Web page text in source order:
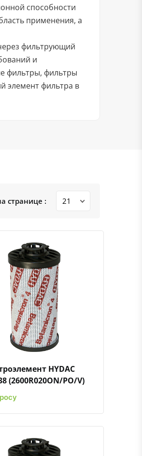
способности
применения, а
фильтрующий
и
фильтры, фильтры
элемент фильтра в
странице :
Быстрый просмотрДобавить к сравнениюДобавить в избранное
HYDAC
(2600R020ON/PO/V)